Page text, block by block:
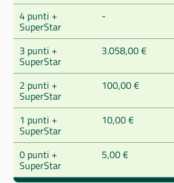
4 punti +
SuperStar
-
3 punti +
SuperStar
3.058,00 €
2 punti +
SuperStar
100,00 €
1 punti +
SuperStar
10,00 €
0 punti +
SuperStar
5,00 €